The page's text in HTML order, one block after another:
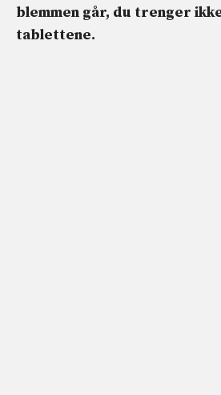
blemmen går, du trenger
tablettene.